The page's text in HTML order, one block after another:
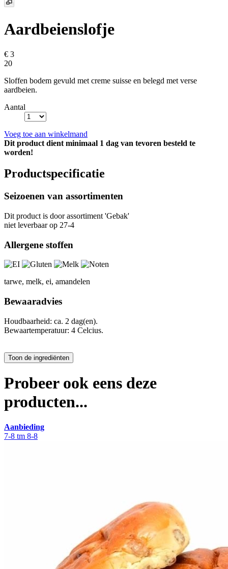
Aardbeienslofje
€ 3
20
Sloffen bodem gevuld met creme suisse en belegd met verse
aardbeien.
Aantal
Voeg toe aan winkelmand
Dit product dient minimaal 1 dag van tevoren besteld te
worden!
Productspecificatie
Seizoenen van assortimenten
Dit product is door assortiment 'Gebak'
niet leverbaar op 27-4
Allergene stoffen
tarwe, melk, ei, amandelen
Bewaaradvies
Houdbaarheid: ca. 2 dag(en).
Bewaartemperatuur: 4 Celcius.
Probeer ook eens deze
producten...
Aanbieding
7-8 tm 8-8